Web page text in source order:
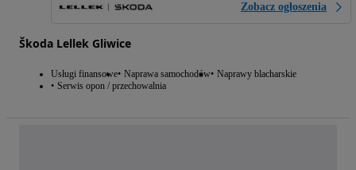
Zobacz ogłoszenia
Škoda Lellek Gliwice
Usługi finansowe Naprawa samochodów Naprawy blacharskie
Serwis opon / przechowalnia